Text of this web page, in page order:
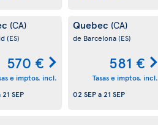
(CA)
(ES)
570 €
e imptos. incl.
21 SEP
Quebec (CA)
de Barcelona(ES)
581 €
Tasas e imptos. incl.
02 SEPa21 SEP